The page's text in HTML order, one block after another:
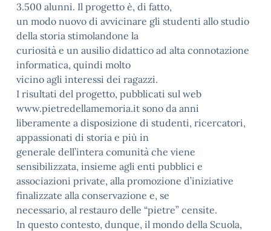
3.500 alunni. Il progetto è, di fatto,
un modo nuovo di avvicinare gli studenti allo studio
della storia stimolandone la
curiosità e un ausilio didattico ad alta connotazione
informatica, quindi molto
vicino agli interessi dei ragazzi.
I risultati del progetto, pubblicati sul web
www.pietredellamemoria.it sono da anni
liberamente a disposizione di studenti, ricercatori,
appassionati di storia e più in
generale dell’intera comunità che viene
sensibilizzata, insieme agli enti pubblici e
associazioni private, alla promozione d’iniziative
finalizzate alla conservazione e, se
necessario, al restauro delle “pietre” censite.
In questo contesto, dunque, il mondo della Scuola,